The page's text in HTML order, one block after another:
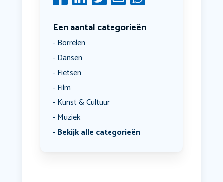
Een aantal categorieën
Borrelen
Dansen
Fietsen
Film
Kunst & Cultuur
Muziek
Bekijk alle categorieën